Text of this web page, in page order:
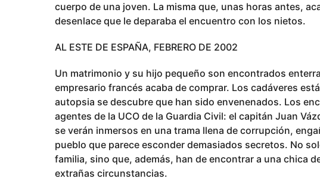
cuerpo de una joven. La misma que, unas horas antes,
desenlace que le deparaba el encuentro con los nietos.
AL ESTE DE ESPAÑA, FEBRERO DE 2002
Un matrimonio y su hijo pequeño son encontrados
empresario francés acaba de comprar. Los cadáveres
autopsia se descubre que han sido envenenados. Los
agentes de la UCO de la Guardia Civil: el capitán Juan
se verán inmersos en una trama llena de corrupción,
pueblo que parece esconder demasiados secretos. No
familia, sino que, además, han de encontrar a una chica
extrañas circunstancias.